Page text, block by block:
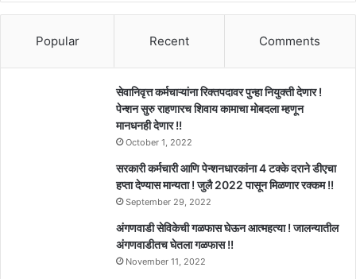
Popular Recent Comments
सेवानिवृत्त कर्मचाऱ्यांना रिक्तपदावर पुन्हा नियुक्ती देणार !
पेन्शन सुरु राहणारच शिवाय कामाचा मोबदला म्हणून
मानधनही देणार !!
October 1, 2022
सरकारी कर्मचारी आणि पेन्शनधारकांना 4 टक्के दराने डीएचा
हप्ता देण्यास मान्यता ! जुलै 2022 पासून मिळणार रक्कम !!
September 29, 2022
अंगणवाडी सेविकेची गळफास घेऊन आत्महत्या ! जालन्यातील
अंगणवाडीतच घेतला गळफास !!
November 11, 2022